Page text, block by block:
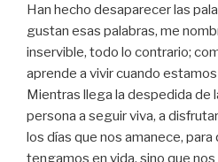
Han hecho desaparecer las
gustan esas palabras, me
inservible, todo lo contrario;
aprende a vivir cuando
Mientras llega la despedida de
persona a seguir viva, a
los días que nos amanece, para
tengamos en vida, sino que